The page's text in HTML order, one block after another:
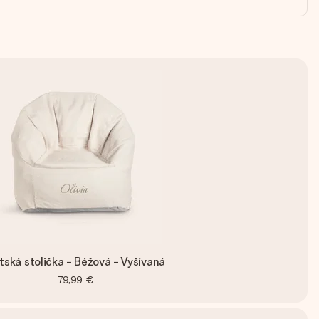
stolička - Béžová - Vyšívaná
79,99 €